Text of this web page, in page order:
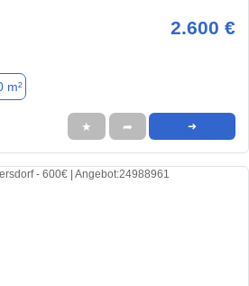
2.600 €
m²
★ ➦ ➜